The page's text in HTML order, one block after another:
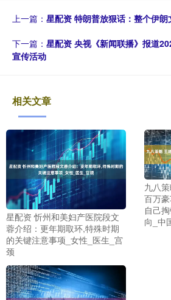
上一篇： 星配资 特朗普放狠话：整个伊朗
下一篇： 星配资 央视《新闻联播》报道
宣传活动
相关文章
星配资 忻州和美妇产医院段文
蓉介绍：更年期取环,特殊时期
的关键注意事项_女性_医生_宫
颈
九八
百万
自己
向_中